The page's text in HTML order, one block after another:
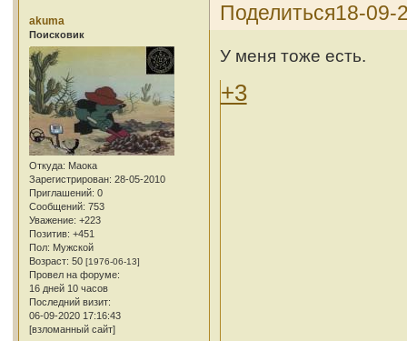
Поделиться18-09-
akuma
Поисковик
Откуда: Маока
Зарегистрирован: 28-05-2010
Приглашений: 0
Сообщений: 753
Уважение: +223
Позитив: +451
Пол: Мужской
Возраст: 50 [1976-06-13]
Провел на форуме:
16 дней 10 часов
Последний визит:
06-09-2020 17:16:43
[взломанный сайт]
У меня тоже есть.
+3